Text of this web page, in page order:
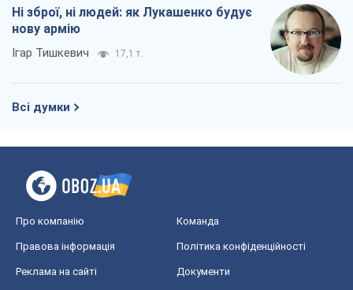
Ні зброї, ні людей: як Лукашенко будує
нову армію
Ігар Тишкевич 17,1 т.
Всі думки
Про компанію Команда
Правова інформація Політика конфіденційності
Реклама на сайті Документи